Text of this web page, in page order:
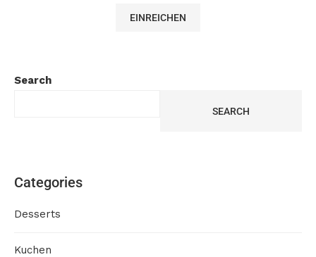
Search
SEARCH
Categories
Desserts
Kuchen